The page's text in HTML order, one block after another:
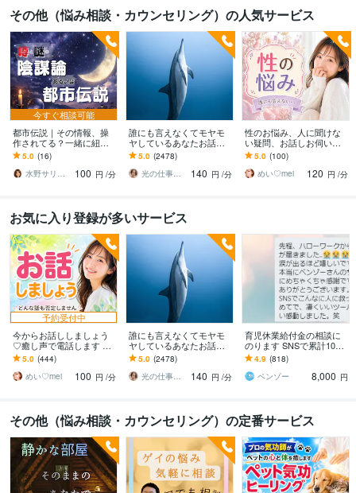
その他（悩み相談・カウンセリング）の人気サービス
今すぐ相談可能
都市伝説｜その情報、操
作されてる？一緒に紐解
きます 陰謀論本当に偶
然？その直感、否定しま
せん。全部お聞きしま
5.0 (16)
水野サリー✨優しく寄り添う話し相手
100 円 /分
誰にも言えなくてモヤモ
ヤしているあなたお話伺
います ひとりで抱え込ま
ないで！ちょっと聞いて
ほしい！でも大丈夫❤️
5.0 (2478)
光の仕事人☆picari
140 円 /分
性のお悩み、人に聞けな
い疑問、お話しお伺いし
ます 男女の性のお悩み、
人に聞けないお話し何で
もどうぞ！♡
5.0 (100)
めい♡mei
120 円 /分
お気に入り登録が多いサービス
予約受付中
今からお話ししましょう
♡癒し声で電話します 気
楽にフリートーク♡雑談
から悩み相談まで✨5分で
も大歓迎❤️
5.0 (444)
めい♡mei
100 円 /分
誰にも言えなくてモヤモ
ヤしているあなたお話伺
います ひとりで抱え込ま
ないで！ちょっと聞いて
ほしい！でも大丈夫❤️
5.0 (2478)
光の仕事人☆picari
140 円 /分
育児休業給付金の相談に
のります SNSで累計1000
件超回答した、現役社労
士事務所職員が対応
4.9 (818)
ベンゾー
8,000 円
その他（悩み相談・カウンセリング）の定番サービス